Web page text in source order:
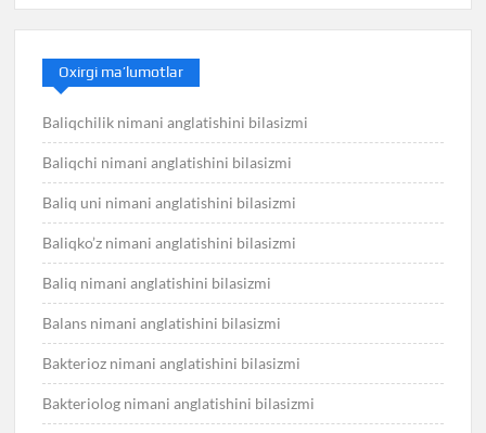
Oxirgi ma’lumotlar
Baliqchilik nimani anglatishini bilasizmi
Baliqchi nimani anglatishini bilasizmi
Baliq uni nimani anglatishini bilasizmi
Baliqko’z nimani anglatishini bilasizmi
Baliq nimani anglatishini bilasizmi
Balans nimani anglatishini bilasizmi
Bakterioz nimani anglatishini bilasizmi
Bakteriolog nimani anglatishini bilasizmi